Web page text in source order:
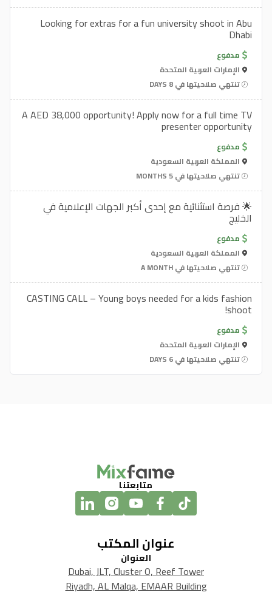
Looking for extras for a fun university shoot in Abu
Dhabi
مدفوع
الإمارات العربية المتحدة
تنتهي صلاحيتها في 8 DAYS
A AED 38,000 opportunity! Apply now for a full time TV
presenter opportunity
مدفوع
المملكة العربية السعودية
تنتهي صلاحيتها في 5 MONTHS
🌟 فرصة استثنائية مع إحدى أكبر الجهات الإعلامية في
الخليج
مدفوع
المملكة العربية السعودية
تنتهي صلاحيتها في A MONTH
CASTING CALL – Young boys needed for a kids fashion
shoot!
مدفوع
الإمارات العربية المتحدة
تنتهي صلاحيتها في 6 DAYS
متابعتنا
عنوان المكتب
العنوان
Dubai, JLT, Cluster O, Reef Tower
Riyadh, AL Malqa, EMAAR Building